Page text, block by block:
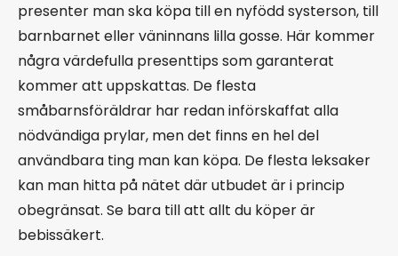
presenter man ska köpa till en nyfödd systerson, till
barnbarnet eller väninnans lilla gosse. Här kommer
några värdefulla presenttips som garanterat
kommer att uppskattas. De flesta
småbarnsföräldrar har redan införskaffat alla
nödvändiga prylar, men det finns en hel del
användbara ting man kan köpa. De flesta leksaker
kan man hitta på nätet där utbudet är i princip
obegränsat. Se bara till att allt du köper är
bebissäkert.